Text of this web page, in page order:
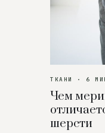
ТКАНИ · 6
Чем
шерсти